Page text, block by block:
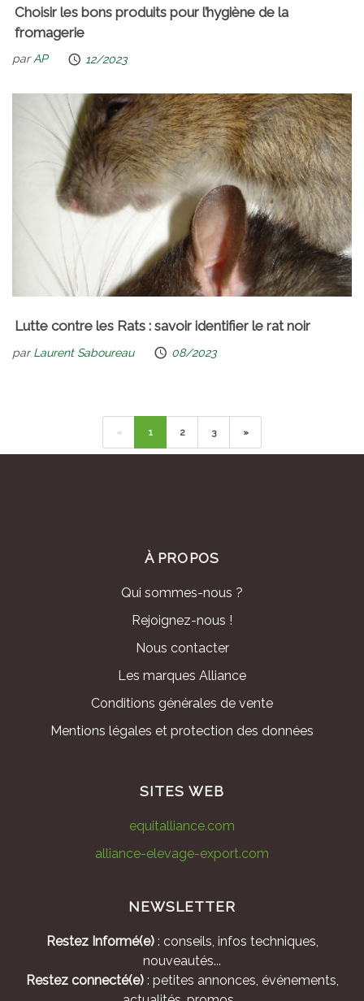
Choisir les bons produits pour l’hygiène de la
fromagerie
parAP 12/2023
Lutte contre les Rats : savoir identifier le rat noir
parLaurent Saboureau 08/2023
« 1 2 3 »
À PROPOS
Qui sommes-nous ?
Rejoignez-nous !
Nous contacter
Les marques Alliance
Conditions générales de vente
Mentions légales et protection des données
SITES WEB
equitalliance.com
alliance-elevage-export.com
NEWSLETTER
Restez Informé(e): conseils, infos techniques,
nouveautés...
Restez connecté(e): petites annonces, événements,